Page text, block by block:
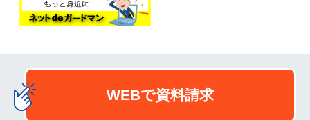
WEBで資料請求